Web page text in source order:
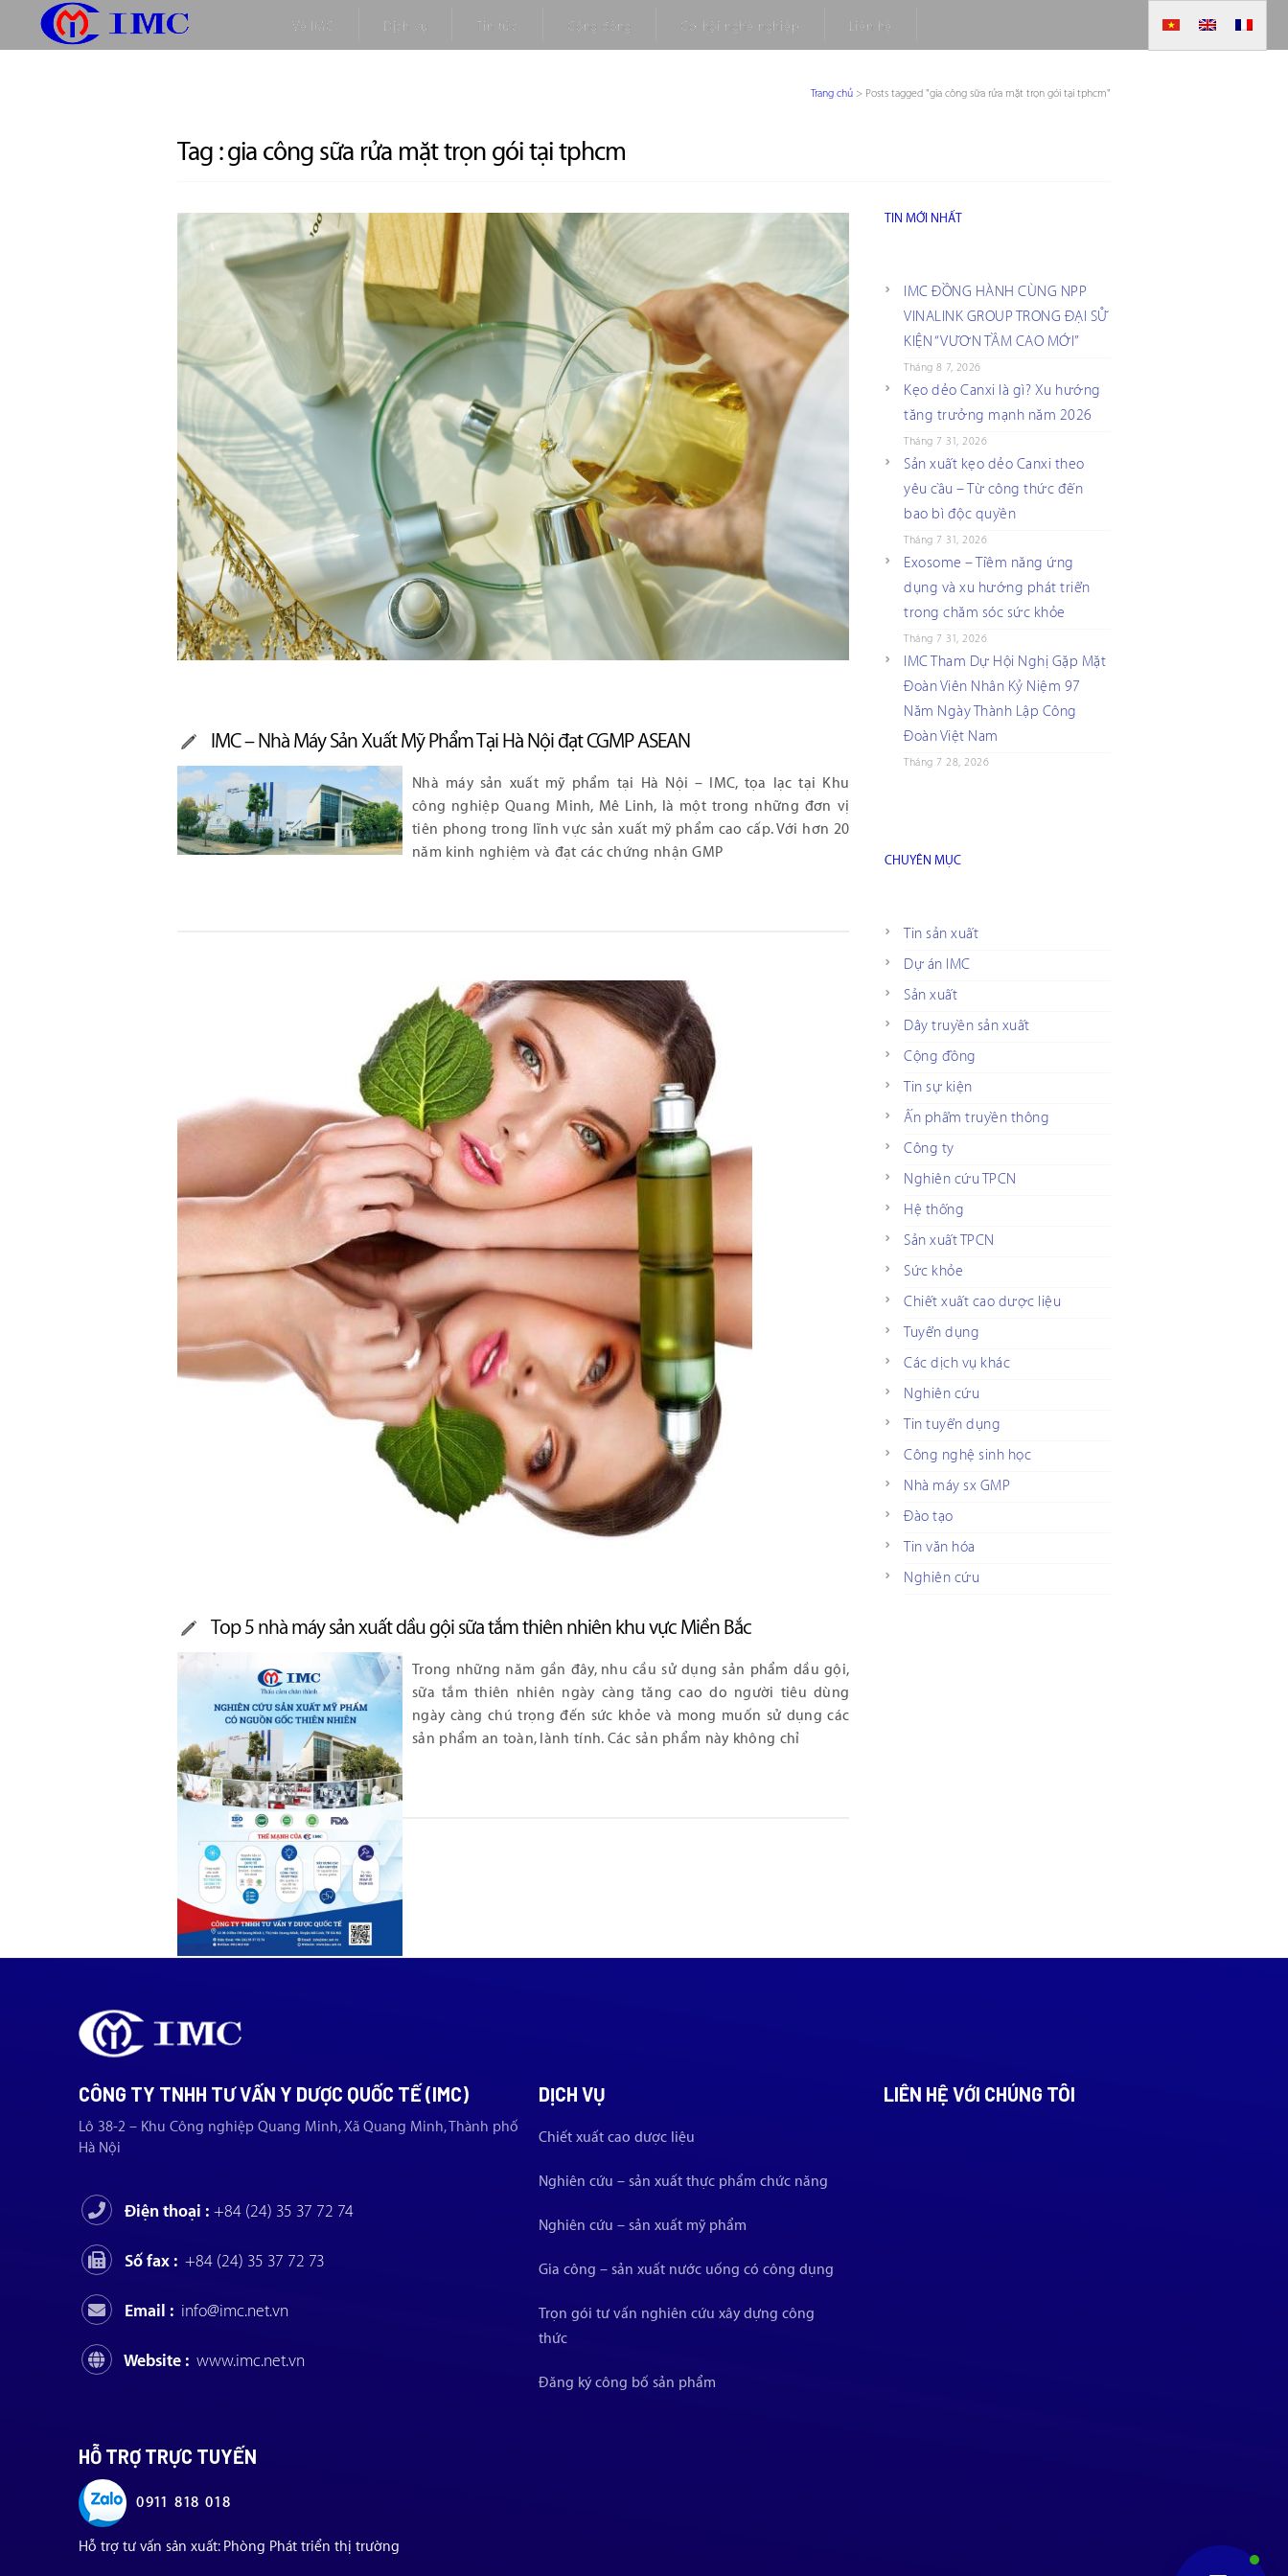
Về IMC Dịch vụ Tin tức Cộng đồng Cơ hội nghề nghiệp Liên hệ
Trang chủ > Posts tagged "gia công sữa rửa mặt trọn gói tại tphcm"
Tag :gia công sữa rửa mặt trọn gói tại tphcm
IMC – Nhà Máy Sản Xuất Mỹ Phẩm Tại Hà Nội đạt CGMP ASEAN
Nhà máy sản xuất mỹ phẩm tại Hà Nội – IMC, tọa lạc tại Khu
công nghiệp Quang Minh, Mê Linh, là một trong những đơn vị
tiên phong trong lĩnh vực sản xuất mỹ phẩm cao cấp. Với hơn 20
năm kinh nghiệm và đạt các chứng nhận GMP
Top 5 nhà máy sản xuất dầu gội sữa tắm thiên nhiên khu vực Miền Bắc
Trong những năm gần đây, nhu cầu sử dụng sản phẩm dầu gội,
sữa tắm thiên nhiên ngày càng tăng cao do người tiêu dùng
ngày càng chú trọng đến sức khỏe và mong muốn sử dụng các
sản phẩm an toàn, lành tính. Các sản phẩm này không chỉ
TIN MỚI NHẤT
IMC ĐỒNG HÀNH CÙNG NPP
VINALINK GROUP TRONG ĐẠI SỰ
KIỆN “VƯƠN TẦM CAO MỚI”
Tháng 8 7, 2026
Kẹo dẻo Canxi là gì? Xu hướng
tăng trưởng mạnh năm 2026
Tháng 7 31, 2026
Sản xuất kẹo dẻo Canxi theo
yêu cầu – Từ công thức đến
bao bì độc quyền
Tháng 7 31, 2026
Exosome – Tiềm năng ứng
dụng và xu hướng phát triển
trong chăm sóc sức khỏe
Tháng 7 31, 2026
IMC Tham Dự Hội Nghị Gặp Mặt
Đoàn Viên Nhân Kỷ Niệm 97
Năm Ngày Thành Lập Công
Đoàn Việt Nam
Tháng 7 28, 2026
CHUYÊN MỤC
Tin sản xuất
Dự án IMC
Sản xuất
Dây truyền sản xuất
Cộng đồng
Tin sự kiện
Ấn phẩm truyền thông
Công ty
Nghiên cứu TPCN
Hệ thống
Sản xuất TPCN
Sức khỏe
Chiết xuất cao dược liệu
Tuyển dụng
Các dịch vụ khác
Nghiên cứu
Tin tuyển dụng
Công nghệ sinh học
Nhà máy sx GMP
Đào tạo
Tin văn hóa
Nghiên cứu
CÔNG TY TNHH TƯ VẤN Y DƯỢC QUỐC TẾ (IMC)
Lô 38-2 – Khu Công nghiệp Quang Minh, Xã Quang Minh, Thành phố
Hà Nội
Điện thoại : +84 (24) 35 37 72 74
Số fax : +84 (24) 35 37 72 73
Email : info@imc.net.vn
Website : www.imc.net.vn
HỖ TRỢ TRỰC TUYẾN
0911 818 018
Hỗ trợ tư vấn sản xuất: Phòng Phát triển thị trường
DỊCH VỤ
Chiết xuất cao dược liệu
Nghiên cứu – sản xuất thực phẩm chức năng
Nghiên cứu – sản xuất mỹ phẩm
Gia công – sản xuất nước uống có công dụng
Trọn gói tư vấn nghiên cứu xây dựng công
thức
Đăng ký công bố sản phẩm
LIÊN HỆ VỚI CHÚNG TÔI